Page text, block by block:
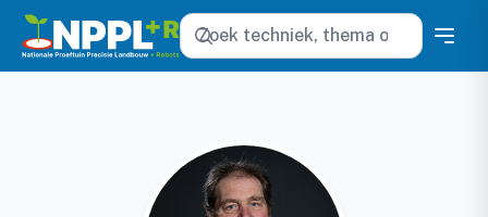
Zoeken